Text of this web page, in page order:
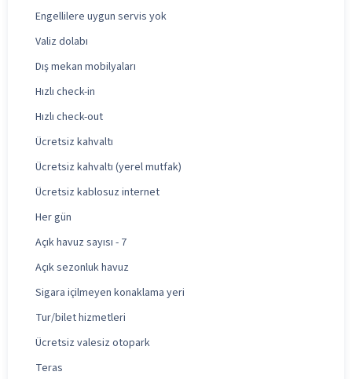
Engellilere uygun servis yok
Valiz dolabı
Dış mekan mobilyaları
Hızlı check-in
Hızlı check-out
Ücretsiz kahvaltı
Ücretsiz kahvaltı (yerel mutfak)
Ücretsiz kablosuz internet
Her gün
Açık havuz sayısı - 7
Açık sezonluk havuz
Sigara içilmeyen konaklama yeri
Tur/bilet hizmetleri
Ücretsiz valesiz otopark
Teras